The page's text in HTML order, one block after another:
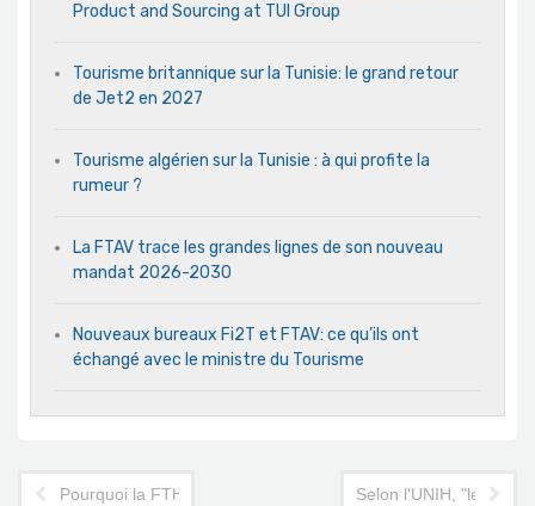
Product and Sourcing at TUI Group
Tourisme britannique sur la Tunisie: le grand retour
de Jet2 en 2027
Tourisme algérien sur la Tunisie : à qui profite la
rumeur ?
La FTAV trace les grandes lignes de son nouveau
mandat 2026-2030
Nouveaux bureaux Fi2T et FTAV: ce qu’ils ont
échangé avec le ministre du Tourisme
Pourquoi la FTH n'est pas totalement satisfaite des mesures
Selon l'UNIH, "les